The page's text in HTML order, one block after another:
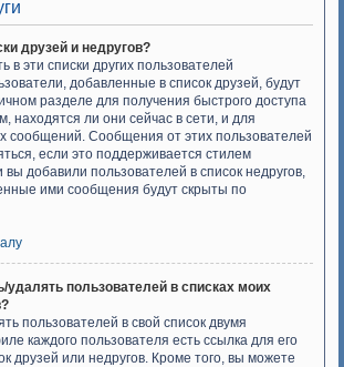
друзей и недругов?
в эти списки других пользователей
добавленные в список друзей, будут
разделе для получения быстрого доступа
находятся ли они сейчас в сети, и для
сообщений. Сообщения от этих пользователей
если это поддерживается стилем
добавили пользователей в список недругов,
ими сообщения будут скрыты по
удалять пользователей в списках моих
пользователей в свой список двумя
каждого пользователя есть ссылка для его
друзей или недругов. Кроме того, вы можете